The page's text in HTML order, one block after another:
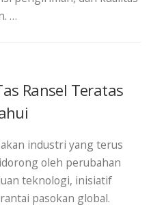
…
Ransel Teratas
industri yang terus
oleh perubahan
teknologi, inisiatif
pasokan global.